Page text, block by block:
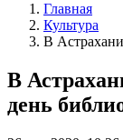
Главная
Культура
В
В
день